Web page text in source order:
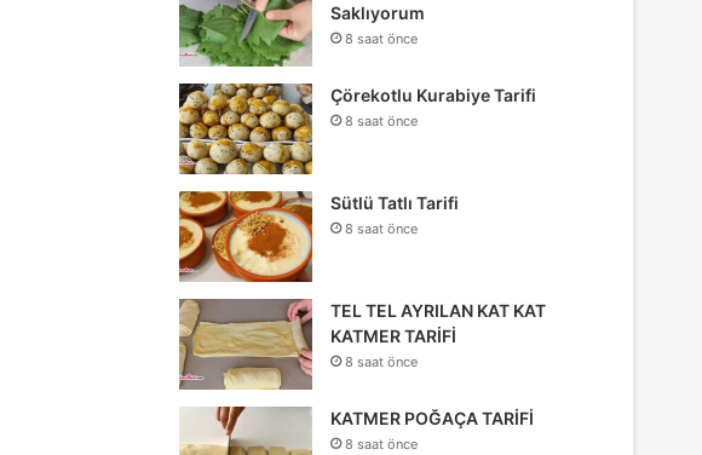
Saklıyorum
8 saat önce
Çörekotlu Kurabiye Tarifi
8 saat önce
Sütlü Tatlı Tarifi
8 saat önce
TEL TEL AYRILAN KAT KAT
KATMER TARİFİ
8 saat önce
KATMER POĞAÇA TARİFİ
8 saat önce